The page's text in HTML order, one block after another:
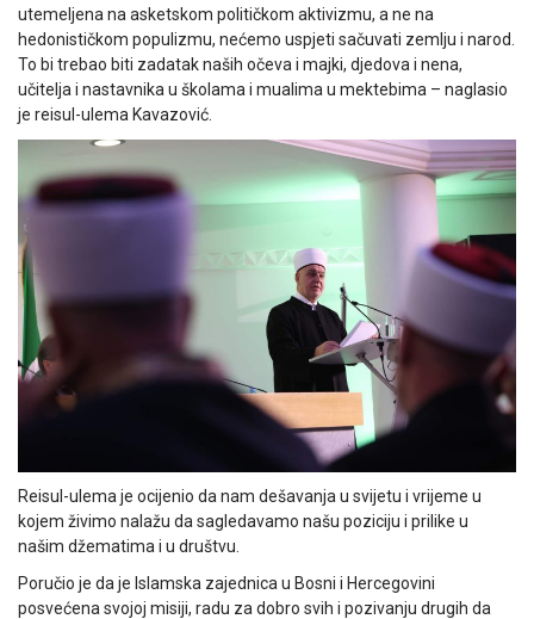
utemeljena na asketskom političkom aktivizmu, a ne na
hedonističkom populizmu, nećemo uspjeti sačuvati zemlju i narod.
To bi trebao biti zadatak naših očeva i majki, djedova i nena,
učitelja i nastavnika u školama i mualima u mektebima – naglasio
je reisul-ulema Kavazović.
Reisul-ulema je ocijenio da nam dešavanja u svijetu i vrijeme u
kojem živimo nalažu da sagledavamo našu poziciju i prilike u
našim džematima i u društvu.
Poručio je da je Islamska zajednica u Bosni i Hercegovini
posvećena svojoj misiji, radu za dobro svih i pozivanju drugih da